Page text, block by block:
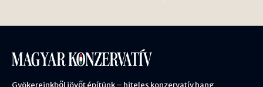
Gyökereinkből jövőt építünk – hiteles konzervatív hang